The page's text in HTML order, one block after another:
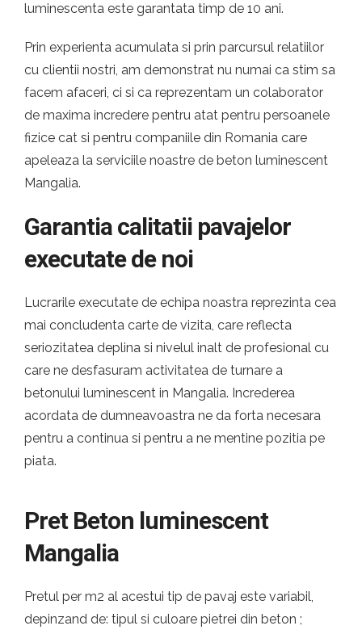
luminescenta este garantata timp de 10 ani.
Prin experienta acumulata si prin parcursul relatiilor
cu clientii nostri, am demonstrat nu numai ca stim sa
facem afaceri, ci si ca reprezentam un colaborator
de maxima incredere pentru atat pentru persoanele
fizice cat si pentru companiile din Romania care
apeleaza la serviciile noastre de beton luminescent
Mangalia.
Garantia calitatii pavajelor
executate de noi
Lucrarile executate de echipa noastra reprezinta cea
mai concludenta carte de vizita, care reflecta
seriozitatea deplina si nivelul inalt de profesional cu
care ne desfasuram activitatea de turnare a
betonului luminescent in Mangalia. Increderea
acordata de dumneavoastra ne da forta necesara
pentru a continua si pentru a ne mentine pozitia pe
piata.
Pret Beton luminescent
Mangalia
Pretul per m2 al acestui tip de pavaj este variabil,
depinzand de: tipul si culoare pietrei din beton ;